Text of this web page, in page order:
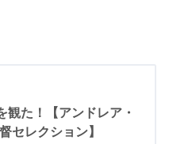
観た！【アンドレア・
セレクション】